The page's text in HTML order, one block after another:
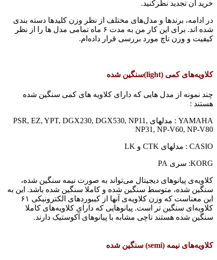
خرید آن تجدید نظرکنید.
در ادامه، برندها و مدل‌های مختلف از نظر وزن کلیدها دسته بندی
شده اند. برای این کار من به مدت ۶ ماه تمامی مدل ها را از نظر
کیفیت و وزن تاچ مورد بررسی قرار داده‌ام.
کلاویه‌های کمی (light)سنگین شده
چند نمونه از مدل هایی که دارای کلاویه های کمی سنگین شده
هستند :
YAMAHA : مدلهای PSR, EZ, YPT, DGX230, DGX530, NP11,
NP31, NP-V60, NP-V80
CASIO :‌ مدلهای CTK و LK
KORG: سری PA
کلاویه‌ی پیانوهای دیجیتال می‌تواند به صورت نیمه سنگین شده،
سنگین شده، متوسط سنگین شده و کاملا سنگین شده باشد. این به
این معناست که وزن کلاویه‌‌ی آنها از کیبوردهای الکترونیکی ۶۱
کلاویه‌ای سنگین تر است. پیانوهایی که دارای کلاویه‌های کاملا
سنگین شده هستند تاچی مشابه با پیانوهای آکوستیک دارند.
کلاویه‌های نیمه (semi) سنگین شده